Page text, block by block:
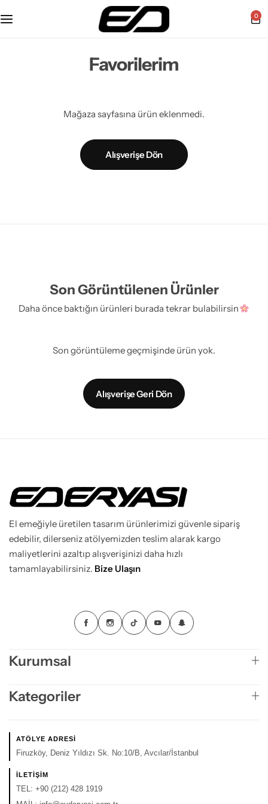
0
Favorilerim
Mağaza sayfasına ürün eklenmedi.
Alışverişe Dön
Son Görüntülenen Ürünler
Daha önce baktığın ürünleri burada tekrar bulabilirsin
Son görüntüleme geçmişinde ürün yok.
Alışverişe Geri Dön
El emeğiyle üretilen tasarım ürünlerimizi güvenle sipariş
edebilir, dilerseniz atölyemizden teslim alarak kargo
maliyetlerini azaltıp alışverişinizi daha hızlı
tamamlayabilirsiniz. Bize Ulaşın
Kurumsal
Kategoriler
ATÖLYE ADRESI
Firuzköy, Deniz Yıldızı Sk. No:10/B, Avcılar/İstanbul
İLETIŞIM
TEL: +90 (212) 428 1919